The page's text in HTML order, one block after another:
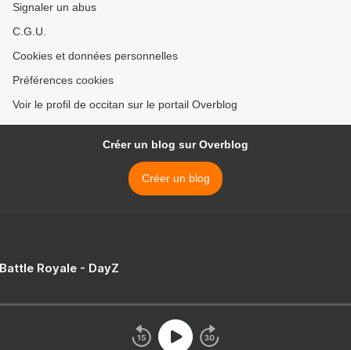
Signaler un abus
C.G.U.
Cookies et données personnelles
Préférences cookies
Voir le profil de occitan sur le portail Overblog
Créer un blog sur Overblog
Créer un blog
Royale - DayZ